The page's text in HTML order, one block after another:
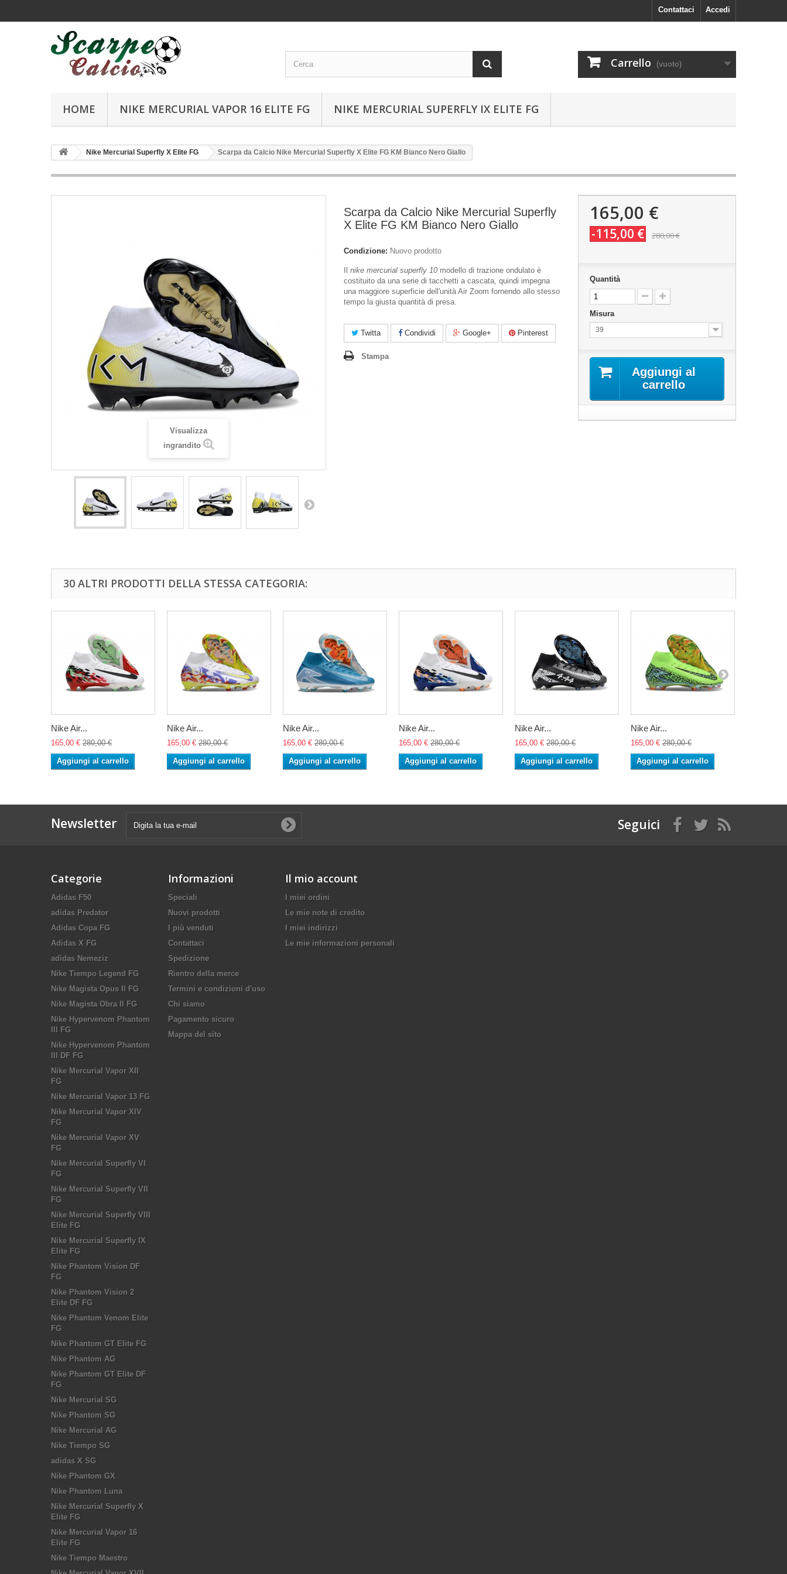
Accedi
Contattaci
Carrello (vuoto)
HOME NIKE MERCURIAL VAPOR 16 ELITE FG NIKE MERCURIAL SUPERFLY IX ELITE FG
Nike Mercurial Superfly X Elite FG Scarpa da Calcio Nike Mercurial Superfly X Elite FG KM Bianco Nero Giallo
Visualizza
ingrandito
Scarpa da Calcio Nike Mercurial Superfly
X Elite FG KM Bianco Nero Giallo
Condizione: Nuovo prodotto
nike mercurial superfly 10 modello di trazione ondulato è
costituito da una serie di tacchetti a cascata, quindi impegna
una maggiore superficie dell'unità Air Zoom fornendo allo stesso
tempo la giusta quantità di presa.
Twitta Condividi Google+ Pinterest
Stampa
165,00 €
-115,00 € 280,00 €
Quantità
Misura
39
Aggiungi al
carrello
30 ALTRI PRODOTTI DELLA STESSA CATEGORIA:
Nike Air...
165,00 € 280,00 €
Aggiungi al carrello
Nike Air...
165,00 € 280,00 €
Aggiungi al carrello
Nike Air...
165,00 € 280,00 €
Aggiungi al carrello
Nike Air...
165,00 € 280,00 €
Aggiungi al carrello
Nike Air...
165,00 € 280,00 €
Aggiungi al carrello
Nike Air...
165,00 € 280,00 €
Aggiungi al carrello
Newsletter Seguici
Categorie
Adidas F50
adidas Predator
Adidas Copa FG
Adidas X FG
adidas Nemeziz
Nike Tiempo Legend FG
Nike Magista Opus II FG
Nike Magista Obra II FG
Nike Hypervenom Phantom
III FG
Nike Hypervenom Phantom
III DF FG
Nike Mercurial Vapor XII
FG
Nike Mercurial Vapor 13 FG
Nike Mercurial Vapor XIV
FG
Nike Mercurial Vapor XV
FG
Nike Mercurial Superfly VI
FG
Nike Mercurial Superfly VII
FG
Nike Mercurial Superfly VIII
Elite FG
Nike Mercurial Superfly IX
Elite FG
Nike Phantom Vision DF
FG
Nike Phantom Vision 2
Elite DF FG
Nike Phantom Venom Elite
FG
Nike Phantom GT Elite FG
Nike Phantom AG
Nike Phantom GT Elite DF
FG
Nike Mercurial SG
Nike Phantom SG
Nike Mercurial AG
Nike Tiempo SG
adidas X SG
Nike Phantom GX
Nike Phantom Luna
Nike Mercurial Superfly X
Elite FG
Nike Mercurial Vapor 16
Elite FG
Nike Tiempo Maestro
Informazioni
Speciali
Nuovi prodotti
I più venduti
Contattaci
Spedizione
Rientro della merce
Termini e condizioni d'uso
Chi siamo
Pagamento sicuro
Mappa del sito
Il mio account
I miei ordini
Le mie note di credito
I miei indirizzi
Le mie informazioni personali